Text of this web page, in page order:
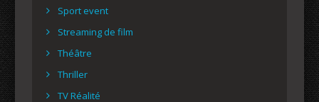
Sport event
Streaming de film
Théâtre
Thriller
TV Réalité